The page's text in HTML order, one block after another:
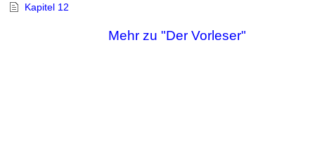
Kapitel 12
Mehr zu "Der Vorleser"